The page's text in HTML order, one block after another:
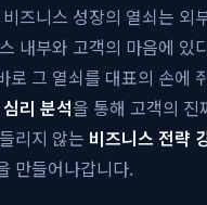
즈니스 성장의 열쇠는 외
내부와 고객의 마음에 있
로 그 열쇠를 대표의 손에
리 분석을 통해 고객의 진
리지 않는 비즈니스 전략
만들어나갑니다.